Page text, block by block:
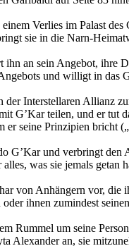
Verlies im Palast
sie in die Narn-
an sein Angebot, ihre
und willigt in das
Interstellaren Allianz
G’Kar teilen, und er
er seine Prinzipien bricht
G’Kar und verbringt
was sie jemals
von Anhängern vor,
ihnen zumindest
Rummel um seine
Alexander an, sie